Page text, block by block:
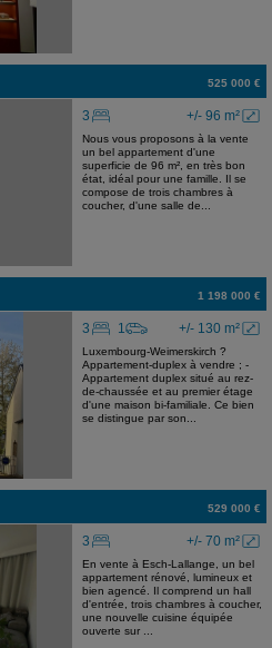
525 000 €
+/- 96 m²
3
Nous vous proposons à la vente
un bel appartement d'une
superficie de 96 m², en très bon
état, idéal pour une famille. Il se
compose de trois chambres à
coucher, d'une salle de...
1 198 000 €
+/- 130 m²
3 1
Luxembourg-Weimerskirch ?
Appartement-duplex à vendre ; -
Appartement duplex situé au rez-
de-chaussée et au premier étage
d'une maison bi-familiale. Ce bien
se distingue par son...
529 000 €
+/- 70 m²
3
En vente à Esch-Lallange, un bel
appartement rénové, lumineux et
bien agencé. Il comprend un hall
d'entrée, trois chambres à coucher,
une nouvelle cuisine équipée
ouverte sur ...